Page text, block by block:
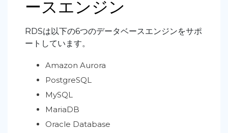
ースエンジン
RDSは以下の6つのデータベースエンジンをサポ
ートしています。
Amazon Aurora
PostgreSQL
MySQL
MariaDB
Oracle Database